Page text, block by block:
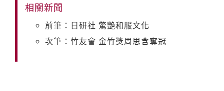
相關新聞
前筆：日研社 驚艷和服文化
次筆：竹友會 金竹獎周思含奪冠